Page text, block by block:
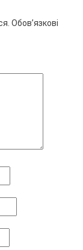
Обов’язкові